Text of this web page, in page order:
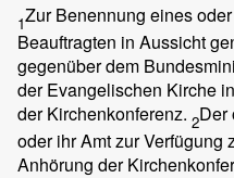
1Zur Benennung eines
Beauftragten in Aussicht
gegenüber dem
der Evangelischen Kirche
der Kirchenkonferenz. 2Der
oder ihr Amt zur Verfügung
Anhörung der